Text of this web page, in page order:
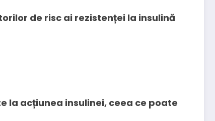
de risc ai rezistenței la insulină
la acțiunea insulinei, ceea ce poate